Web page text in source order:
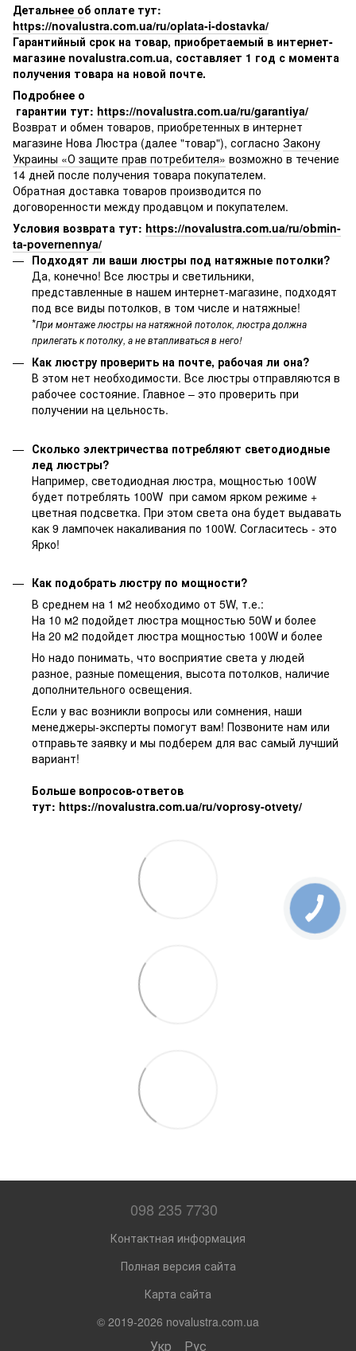
Детальнее об оплате тут:
https://novalustra.com.ua/ru/oplata-i-dostavka/
Гарантийный срок на товар, приобретаемый в интернет-
магазине novalustra.com.ua, составляет 1 год с момента
получения товара на новой почте.
Подробнее о
гарантии тут: https://novalustra.com.ua/ru/garantiya/
Возврат и обмен товаров, приобретенных в интернет
магазине Нова Люстра (далее "товар"), согласно Закону
Украины «О защите прав потребителя» возможно в течение
14 дней после получения товара покупателем.
Обратная доставка товаров производится по
договоренности между продавцом и покупателем.
Условия возврата тут: https://novalustra.com.ua/ru/obmin-
ta-povernennya/
Подходят ли ваши люстры под натяжные потолки?
Да, конечно! Все люстры и светильники,
представленные в нашем интернет-магазине, подходят
под все виды потолков, в том числе и натяжные!
*При монтаже люстры на натяжной потолок, люстра должна
прилегать к потолку, а не втапливаться в него!
Как люстру проверить на почте, рабочая ли она?
В этом нет необходимости. Все люстры отправляются в
рабочее состояние. Главное – это проверить при
получении на цельность.
Сколько электричества потребляют светодиодные
лед люстры?
Например, светодиодная люстра, мощностью 100W
будет потреблять 100W при самом ярком режиме +
цветная подсветка. При этом света она будет выдавать
как 9 лампочек накаливания по 100W. Согласитесь - это
Ярко!
Как подобрать люстру по мощности?
В среднем на 1 м2 необходимо от 5W, т.е.:
На 10 м2 подойдет люстра мощностью 50W и более
На 20 м2 подойдет люстра мощностью 100W и более
Но надо понимать, что восприятие света у людей
разное, разные помещения, высота потолков, наличие
дополнительного освещения.
Если у вас возникли вопросы или сомнения, наши
менеджеры-эксперты помогут вам! Позвоните нам или
отправьте заявку и мы подберем для вас самый лучший
вариант!
Больше вопросов-ответов
тут: https://novalustra.com.ua/ru/voprosy-otvety/
098 235 7730
Контактная информация
Полная версия сайта
Карта сайта
© 2019-2026 novalustra.com.ua
Укр Рус